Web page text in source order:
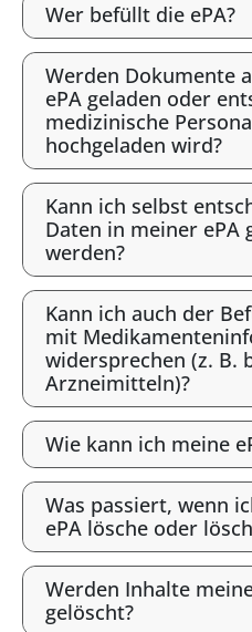
Wer befüllt die ePA?
Werden Dokumente
ePA geladen oder
medizinische
hochgeladen wird?
Kann ich selbst
Daten in meiner ePA
werden?
Kann ich auch der
mit
widersprechen (z. B.
Arzneimitteln)?
Wie kann ich meine
Was passiert, wenn
ePA lösche oder
Werden Inhalte
gelöscht?